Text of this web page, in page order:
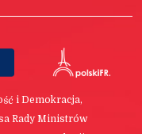
i Demokracja,
Rady Ministrów